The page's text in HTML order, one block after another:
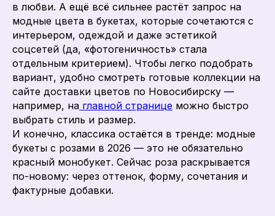
в любви. А ещё всё сильнее растёт запрос на
модные цвета в букетах, которые сочетаются с
интерьером, одеждой и даже эстетикой
соцсетей (да, «фотогеничность» стала
отдельным критерием). Чтобы легко подобрать
вариант, удобно смотреть готовые коллекции на
сайте доставки цветов по Новосибирску —
например, на главной странице можно быстро
выбрать стиль и размер.
И конечно, классика остаётся в тренде: модные
букеты с розами в 2026 — это не обязательно
красный монобукет. Сейчас роза раскрывается
по-новому: через оттенок, форму, сочетания и
фактурные добавки.